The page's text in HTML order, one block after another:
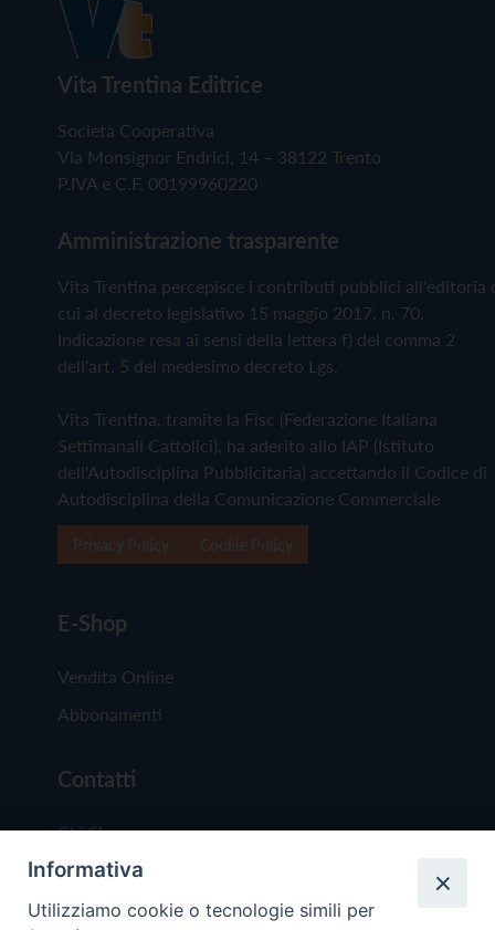
Vita Trentina Editrice
Società Cooperativa
Via Monsignor Endrici, 14 – 38122 Trento
P.IVA e C.F. 00199960220
Amministrazione trasparente
Vita Trentina percepisce i contributi pubblici all'editoria
cui al decreto legislativo 15 maggio 2017, n. 70.
Indicazione resa ai sensi della lettera f) del comma 2
dell'art. 5 del medesimo decreto Lgs.
Vita Trentina, tramite la Fisc (Federazione Italiana
Settimanali Cattolici), ha aderito allo IAP (Istituto
dell'Autodisciplina Pubblicitaria) accettando il Codice di
Autodisciplina della Comunicazione Commerciale
E-Shop
Vendita Online
Abbonamenti
Contatti
Chi Siamo
Redazione
Scrivici
Informativa
Utilizziamo cookie o tecnologie simili per